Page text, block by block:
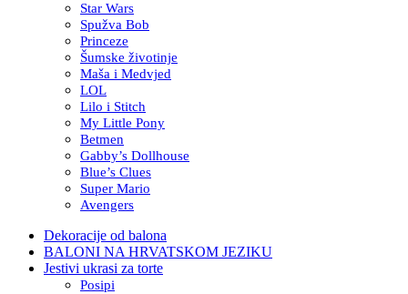
Star Wars
Spužva Bob
Princeze
Šumske životinje
Maša i Medvjed
LOL
Lilo i Stitch
My Little Pony
Betmen
Gabby’s Dollhouse
Blue’s Clues
Super Mario
Avengers
Dekoracije od balona
BALONI NA HRVATSKOM JEZIKU
Jestivi ukrasi za torte
Posipi